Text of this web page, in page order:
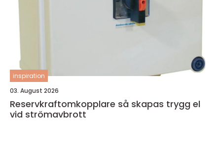
inspiration
03. August 2026
Reservkraftomkopplare så skapas trygg el
vid strömavbrott